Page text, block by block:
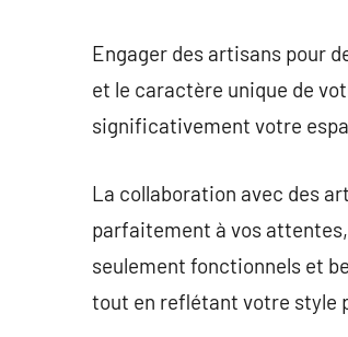
Engager des artisans pour
et le caractère unique de
significativement votre
La collaboration avec des
parfaitement à vos
seulement fonctionnels et
tout en reflétant votre style